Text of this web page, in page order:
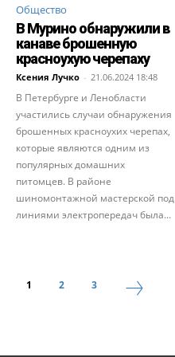
Общество
В Мурино обнаружили в
канаве брошенную
красноухую черепаху
Ксения Лучко - 21.06.2024 18:48
В Петербурге и Ленобласти
участились случаи обнаружения
брошенных красноухих черепах,
которые являются одним из
популярных домашних
питомцев. В районе
шиномонтажной мастерской под
линиями электропередач была...
1 2 3